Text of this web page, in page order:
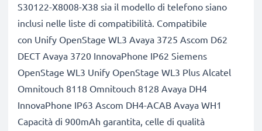
S30122-X8008-X38 sia il modello di telefono siano
inclusi nelle liste di compatibilità. Compatibile
con Unify OpenStage WL3 Avaya 3725 Ascom D62
DECT Avaya 3720 InnovaPhone IP62 Siemens
OpenStage WL3 Unify OpenStage WL3 Plus Alcatel
Omnitouch 8118 Omnitouch 8128 Avaya DH4
InnovaPhone IP63 Ascom DH4-ACAB Avaya WH1
Capacità di 900mAh garantita, celle di qualità